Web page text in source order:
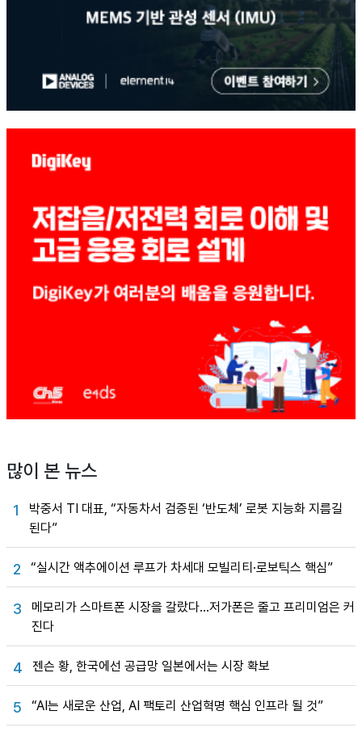
많이 본 뉴스
1
박중서 TI 대표, “자동차서 검증된 ‘반도체’ 로봇 지능화 지름길
된다”
2 “실시간 액추에이션 루프가 차세대 모빌리티·로보틱스 핵심”
3
메모리가 스마트폰 시장을 갈랐다…저가폰은 줄고 프리미엄은 커
진다
4 젠슨 황, 한국에선 공급망 일본에서는 시장 확보
5 “AI는 새로운 산업, AI 팩토리 산업혁명 핵심 인프라 될 것”